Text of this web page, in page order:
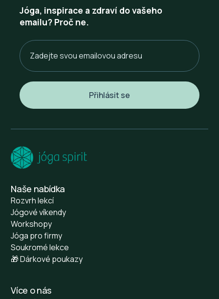
Jóga, inspirace a zdraví do vašeho
emailu? Proč ne.
Naše nabídka
Rozvrh lekcí
Jógové víkendy
Workshopy
Jóga pro firmy
Soukromé lekce
🎁 Dárkové poukazy
Více o nás